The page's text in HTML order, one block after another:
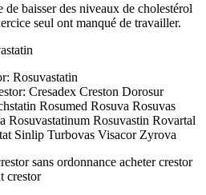
de baisser des niveaux de cholestérol
seul ont manqué de travailler.
Rosuvastatin
Cresadex Creston Dorosur
Rosumed Rosuva Rosuvas
Rosuvastatinum Rosuvastin Rovartal
Sinlip Turbovas Visacor Zyrova
sans ordonnance acheter crestor
crestor